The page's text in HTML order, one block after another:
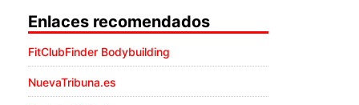
Enlaces recomendados
FitClubFinder Bodybuilding
NuevaTribuna.es